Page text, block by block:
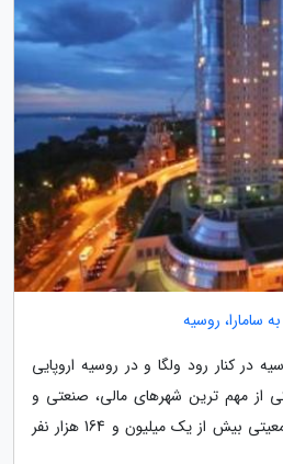
سامارا، روسیه
در کنار رود ولگا و در روسیه اروپایی
از مهم ترین شهرهای مالی، صنعتی و
فرهنگی در روسیه است و جمعیتی بیش از یک میلیون و 164 هزار نفر